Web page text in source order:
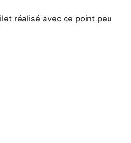
réalisé avec ce point peu